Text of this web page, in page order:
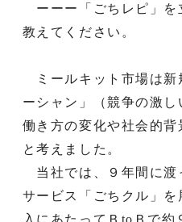
ーーー「ごちレピ」を
教えてください。
ミールキット市場は新
ーシャン」（競争の激し
働き方の変化や社会的
と考えました。
当社では、９年間に渡
サービス「ごちクル」
入にあたってＢtoＢで約